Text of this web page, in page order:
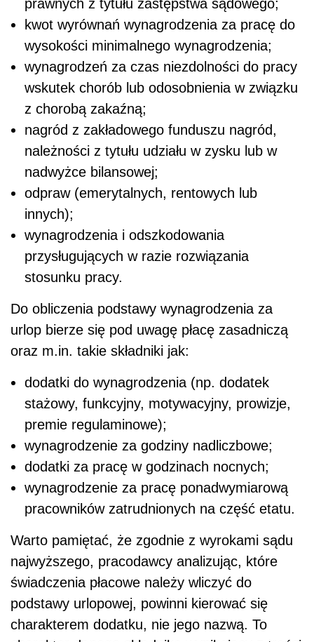
prawnych z tytułu zastępstwa sądowego;
kwot wyrównań wynagrodzenia za pracę do
wysokości minimalnego wynagrodzenia;
wynagrodzeń za czas niezdolności do pracy
wskutek chorób lub odosobnienia w związku
z chorobą zakaźną;
nagród z zakładowego funduszu nagród,
należności z tytułu udziału w zysku lub w
nadwyżce bilansowej;
odpraw (emerytalnych, rentowych lub
innych);
wynagrodzenia i odszkodowania
przysługujących w razie rozwiązania
stosunku pracy.
Do obliczenia podstawy wynagrodzenia za
urlop bierze się pod uwagę płacę zasadniczą
oraz m.in. takie składniki jak:
dodatki do wynagrodzenia (np. dodatek
stażowy, funkcyjny, motywacyjny, prowizje,
premie regulaminowe);
wynagrodzenie za godziny nadliczbowe;
dodatki za pracę w godzinach nocnych;
wynagrodzenie za pracę ponadwymiarową
pracowników zatrudnionych na część etatu.
Warto pamiętać, że zgodnie z wyrokami sądu
najwyższego, pracodawcy analizując, które
świadczenia płacowe należy wliczyć do
podstawy urlopowej, powinni kierować się
charakterem dodatku, nie jego nazwą. To